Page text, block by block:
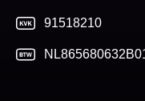
91518210